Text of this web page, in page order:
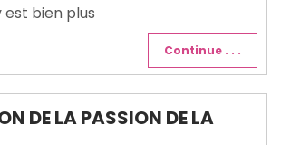
bien plus
Continue . . .
DE LA PASSION DE LA